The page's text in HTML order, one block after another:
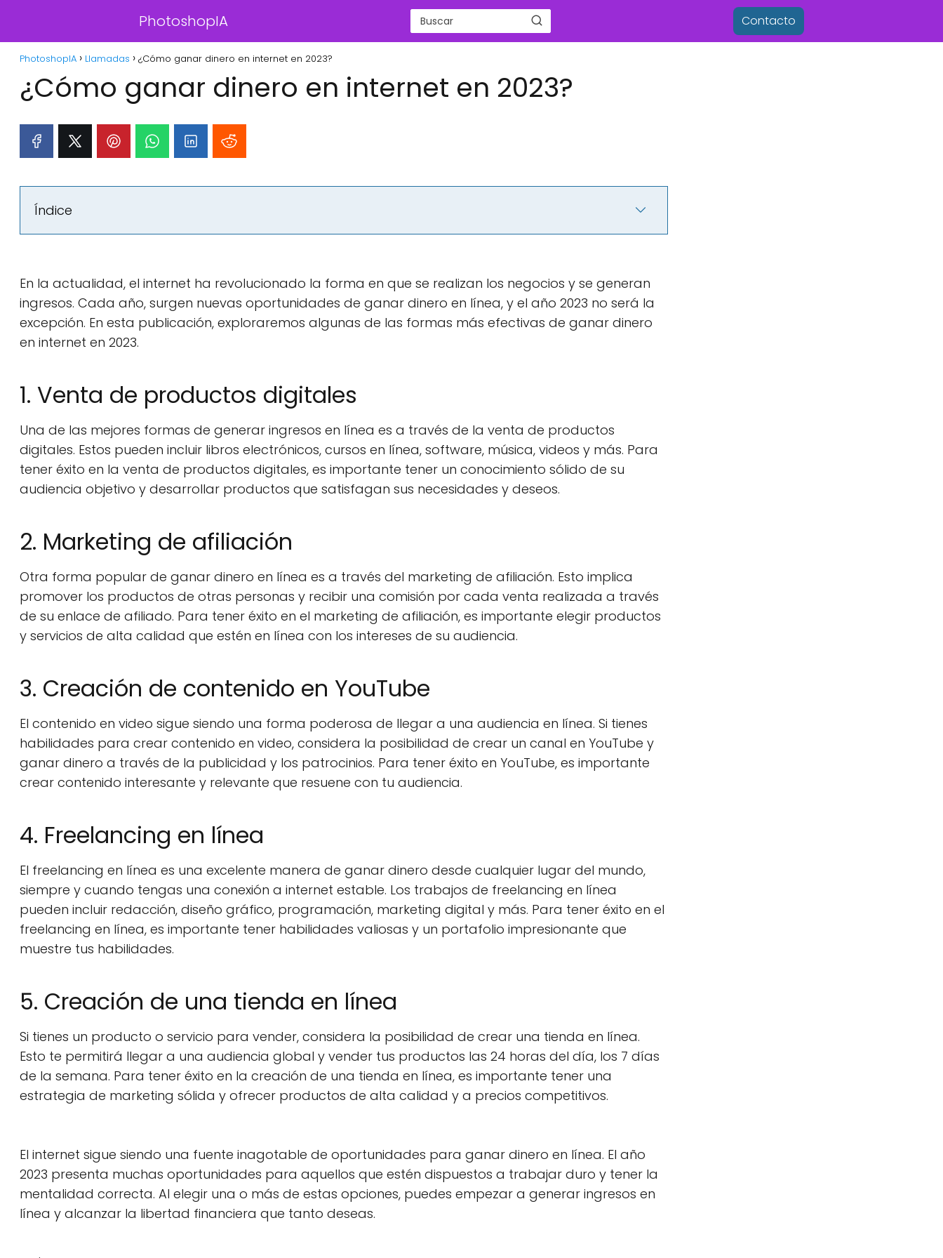
PhotoshopIA Contacto
PhotoshopIA Llamadas ¿Cómo ganar dinero en internet en 2023?
¿Cómo ganar dinero en internet en 2023?
Índice
En la actualidad, el internet ha revolucionado la forma en que se realizan los negocios y se generan
ingresos. Cada año, surgen nuevas oportunidades de ganar dinero en línea, y el año 2023 no será la
excepción. En esta publicación, exploraremos algunas de las formas más efectivas de ganar dinero
en internet en 2023.
1. Venta de productos digitales
Una de las mejores formas de generar ingresos en línea es a través de la venta de productos
digitales. Estos pueden incluir libros electrónicos, cursos en línea, software, música, videos y más. Para
tener éxito en la venta de productos digitales, es importante tener un conocimiento sólido de su
audiencia objetivo y desarrollar productos que satisfagan sus necesidades y deseos.
2. Marketing de afiliación
Otra forma popular de ganar dinero en línea es a través del marketing de afiliación. Esto implica
promover los productos de otras personas y recibir una comisión por cada venta realizada a través
de su enlace de afiliado. Para tener éxito en el marketing de afiliación, es importante elegir productos
y servicios de alta calidad que estén en línea con los intereses de su audiencia.
3. Creación de contenido en YouTube
El contenido en video sigue siendo una forma poderosa de llegar a una audiencia en línea. Si tienes
habilidades para crear contenido en video, considera la posibilidad de crear un canal en YouTube y
ganar dinero a través de la publicidad y los patrocinios. Para tener éxito en YouTube, es importante
crear contenido interesante y relevante que resuene con tu audiencia.
4. Freelancing en línea
El freelancing en línea es una excelente manera de ganar dinero desde cualquier lugar del mundo,
siempre y cuando tengas una conexión a internet estable. Los trabajos de freelancing en línea
pueden incluir redacción, diseño gráfico, programación, marketing digital y más. Para tener éxito en el
freelancing en línea, es importante tener habilidades valiosas y un portafolio impresionante que
muestre tus habilidades.
5. Creación de una tienda en línea
Si tienes un producto o servicio para vender, considera la posibilidad de crear una tienda en línea.
Esto te permitirá llegar a una audiencia global y vender tus productos las 24 horas del día, los 7 días
de la semana. Para tener éxito en la creación de una tienda en línea, es importante tener una
estrategia de marketing sólida y ofrecer productos de alta calidad y a precios competitivos.
El internet sigue siendo una fuente inagotable de oportunidades para ganar dinero en línea. El año
2023 presenta muchas oportunidades para aquellos que estén dispuestos a trabajar duro y tener la
mentalidad correcta. Al elegir una o más de estas opciones, puedes empezar a generar ingresos en
línea y alcanzar la libertad financiera que tanto deseas.